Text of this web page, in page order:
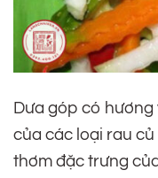
Dưa góp có
của các loại rau
thơm đặc trưng